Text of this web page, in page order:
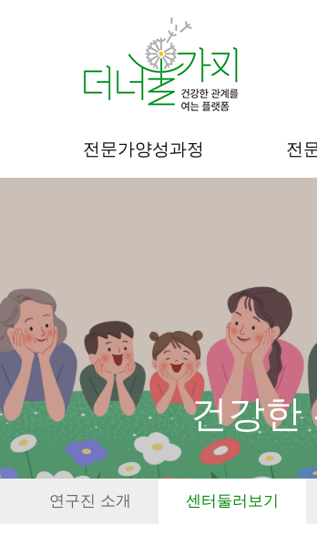
전문가양성과정 전
건강한
연구진 소개 센터둘러보기